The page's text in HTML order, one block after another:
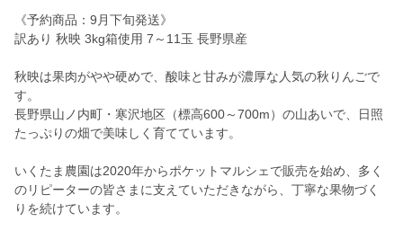
《予約商品：9月下旬発送》
訳あり 秋映 3kg箱使用 7～11玉 長野県産
秋映は果肉がやや硬めで、酸味と甘みが濃厚な人気の秋りんごで
す。
長野県山ノ内町・寒沢地区（標高600～700m）の山あいで、日照
たっぷりの畑で美味しく育てています。
いくたま農園は2020年からポケットマルシェで販売を始め、多く
のリピーターの皆さまに支えていただきながら、丁寧な果物づく
りを続けています。